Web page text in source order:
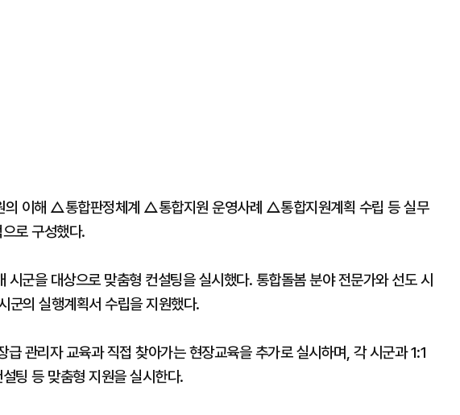
이해 △통합판정체계 △통합지원 운영사례 △통합지원계획 수립 등 실무
로 구성했다.
군을 대상으로 맞춤형 컨설팅을 실시했다. 통합돌봄 분야 전문가와 선도 시
군의 실행계획서 수립을 지원했다.
관리자 교육과 직접 찾아가는 현장교육을 추가로 실시하며, 각 시군과 1:1
팅 등 맞춤형 지원을 실시한다.